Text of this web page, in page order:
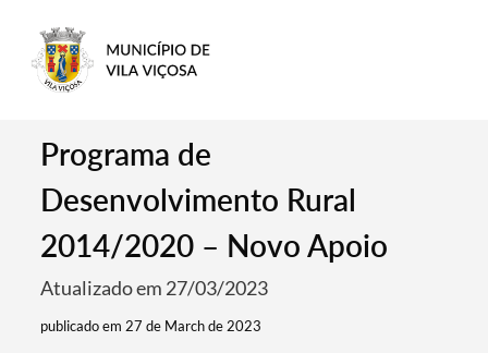
Programa de
Desenvolvimento Rural
2014/2020 – Novo Apoio
Atualizado em 27/03/2023
publicado em 27 de March de 2023